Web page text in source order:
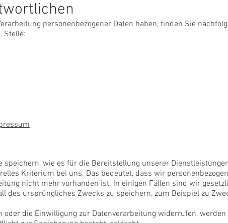
personenbezogener Daten haben, finden Sie
Stelle:
speichern, wie es für die Bereitstellung unserer
Kriterium bei uns. Das bedeutet, dass wir
nicht mehr vorhanden ist. In einigen Fällen sind wir
des ursprüngliches Zwecks zu speichern, zum Beispiel zu
die Einwilligung zur Datenverarbeitung widerrufen, werden